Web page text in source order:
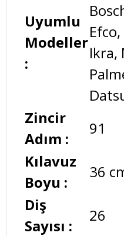
Uyumlu
Modeller
:
Ikra,
Zincir
Adım :
91
Kılavuz
Boyu :
36
Diş
Sayısı :
26